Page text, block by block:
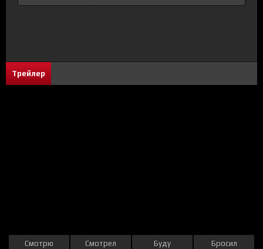
Трейлер
Смотрю Смотрел Буду Бросил